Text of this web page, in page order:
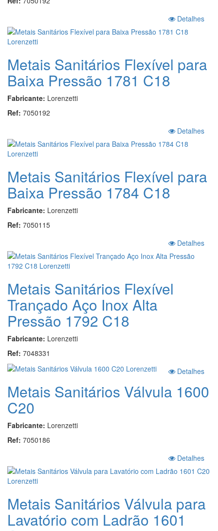
Detalhes
Metais Sanitários Flexível para
Baixa Pressão 1781 C18
Fabricante: Lorenzetti
Ref: 7050192
Detalhes
Metais Sanitários Flexível para
Baixa Pressão 1784 C18
Fabricante: Lorenzetti
Ref: 7050115
Detalhes
Metais Sanitários Flexível
Trançado Aço Inox Alta
Pressão 1792 C18
Fabricante: Lorenzetti
Ref: 7048331
Detalhes
Metais Sanitários Válvula 1600
C20
Fabricante: Lorenzetti
Ref: 7050186
Detalhes
Metais Sanitários Válvula para
Lavatório com Ladrão 1601